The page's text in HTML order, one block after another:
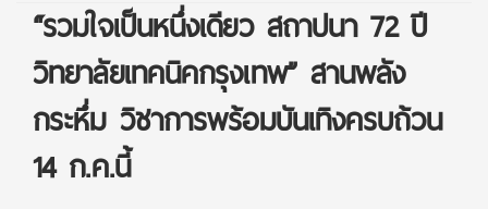
“รวมใจเป็นหนึ่งเดียว สถาปนา 72 ปี
วิทยาลัยเทคนิคกรุงเทพ” สานพลัง
กระหึ่ม วิชาการพร้อมบันเทิงครบถ้วน
14 ก.ค.นี้